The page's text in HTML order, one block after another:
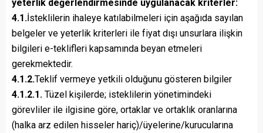
yeterlik değerlendirmesinde uygulanacak kriterler:
4.1.İsteklilerin ihaleye katılabilmeleri için aşağıda sayılan
belgeler ve yeterlik kriterleri ile fiyat dışı unsurlara ilişkin
bilgileri e-teklifleri kapsamında beyan etmeleri
gerekmektedir.
4.1.2.Teklif vermeye yetkili olduğunu gösteren bilgiler
4.1.2.1. Tüzel kişilerde; isteklilerin yönetimindeki
görevliler ile ilgisine göre, ortaklar ve ortaklık oranlarına
(halka arz edilen hisseler hariç)/üyelerine/kurucularına